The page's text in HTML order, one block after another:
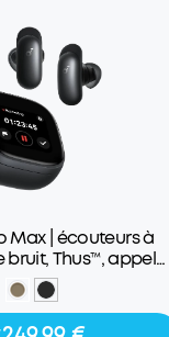
Max | écouteurs à
Thus™, appels
de notes IA